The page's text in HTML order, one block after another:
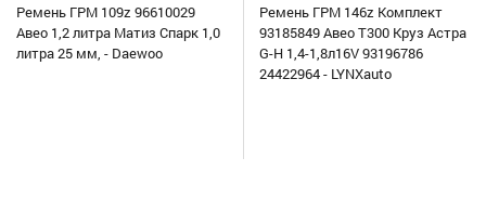
Ремень ГРМ 109z 96610029
Авео 1,2 литра Матиз Спарк 1,0
литра 25 мм, - Daewoo
Ремень ГРМ 146z Комплект
93185849 Авео Т300 Круз Астра
G-H 1,4-1,8л16V 93196786
24422964 - LYNXauto